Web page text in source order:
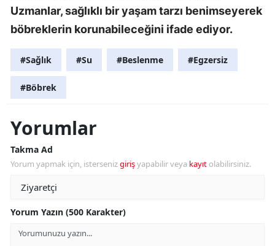
Uzmanlar, sağlıklı bir yaşam tarzı benimseyerek
böbreklerin korunabileceğini ifade ediyor.
#Sağlık #Su #Beslenme #Egzersiz
#Böbrek
Yorumlar
Takma Ad
Yorum yapmak için, istersenizgirişyapabilir veya kayıt olabilirsiniz.
Yorum Yazın (500 Karakter)